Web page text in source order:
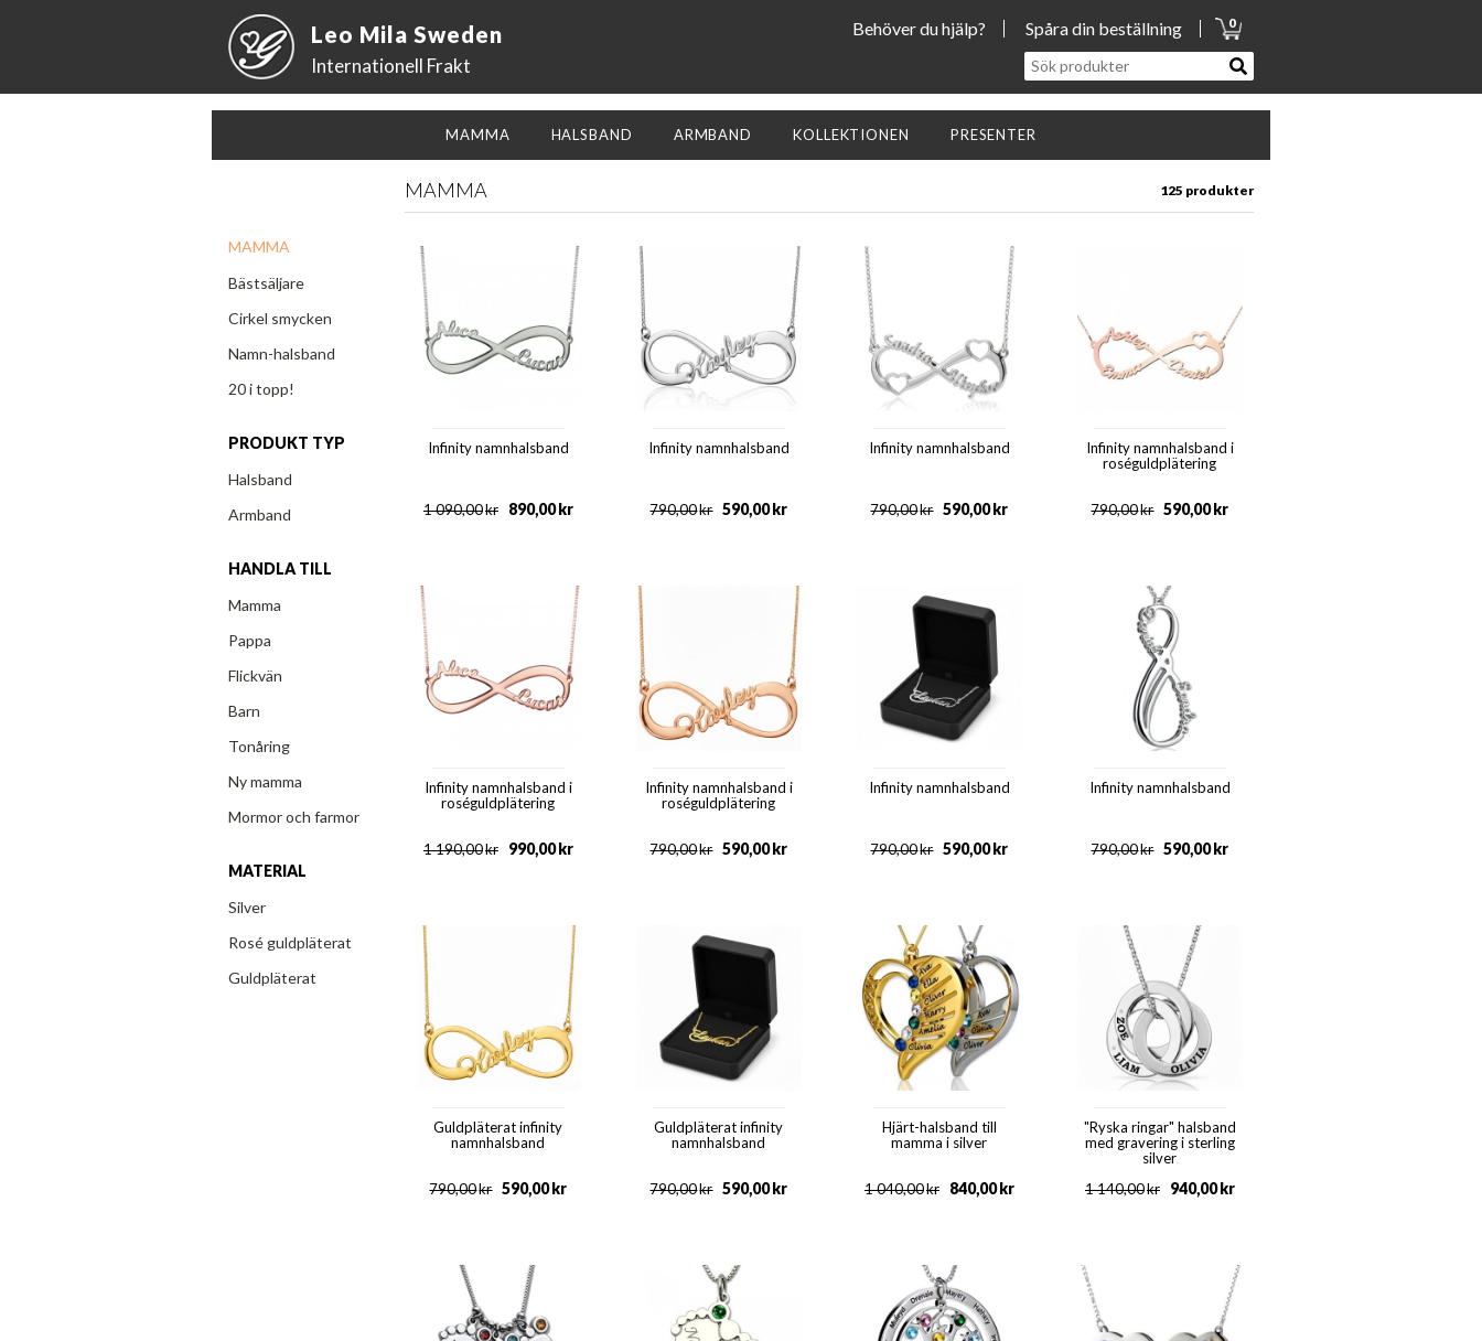
Leo Mila Sweden
Internationell Frakt
Behöver du hjälp? Spåra din beställning 0
MAMMA HALSBAND ARMBAND KOLLEKTIONEN PRESENTER
MAMMA
Bästsäljare
Cirkel smycken
Namn-halsband
20 i topp!
PRODUKT TYP
Halsband
Armband
HANDLA TILL
Mamma
Pappa
Flickvän
Barn
Tonåring
Ny mamma
Mormor och farmor
MATERIAL
Silver
Rosé guldpläterat
Guldpläterat
MAMMA 125 produkter
Infinity namnhalsband
kr
1 090,00 kr
890,00
Infinity namnhalsband
kr
790,00 kr
590,00
Infinity namnhalsband
kr
790,00 kr
590,00
Infinity namnhalsband i
roséguldplätering
kr
790,00 kr
590,00
Infinity namnhalsband i
roséguldplätering
kr
1 190,00 kr
990,00
Infinity namnhalsband i
roséguldplätering
kr
790,00 kr
590,00
Infinity namnhalsband
kr
790,00 kr
590,00
Infinity namnhalsband
kr
790,00 kr
590,00
Guldpläterat infinity
namnhalsband
kr
790,00 kr
590,00
Guldpläterat infinity
namnhalsband
kr
790,00 kr
590,00
Hjärt-halsband till
mamma i silver
kr
1 040,00 kr
840,00
"Ryska ringar" halsband
med gravering i sterling
silver
kr
1 140,00 kr
940,00